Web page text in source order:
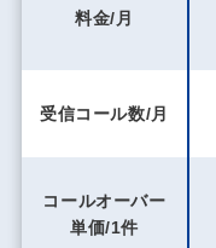
料金/月
受信コール数/月
コールオーバー
単価/1件